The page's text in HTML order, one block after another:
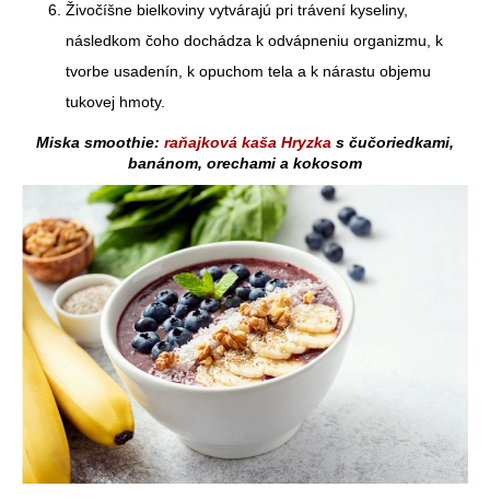
Živočíšne bielkoviny vytvárajú pri trávení kyseliny,
následkom čoho dochádza k odvápneniu organizmu, k
tvorbe usadenín, k opuchom tela a k nárastu objemu
tukovej hmoty.
Miska smoothie: raňajková kaša Hryzka s čučoriedkami,
banánom, orechami a kokosom